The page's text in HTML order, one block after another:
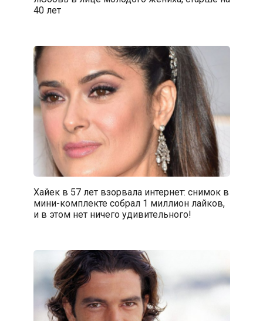
40 лет
Хайек в 57 лет взорвала интернет: снимок в
мини-комплекте собрал 1 миллион лайков,
и в этом нет ничего удивительного!